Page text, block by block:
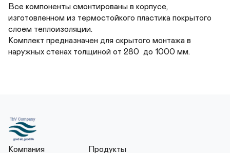
Все компоненты смонтированы в корпусе,
изготовленном из термостойкого пластика покрытого
слоем теплоизоляции.
Комплект предназначен для скрытого монтажа в
наружных стенах толщиной от 280  до 1000 мм.
Компания Продукты